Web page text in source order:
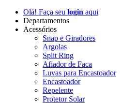
Olá! Faça seu login aqui
Departamentos
Acessórios
Snap e Giradores
Argolas
Split Ring
Afiador de Faca
Luvas para Encastoador
Encastoador
Repelente
Protetor Solar